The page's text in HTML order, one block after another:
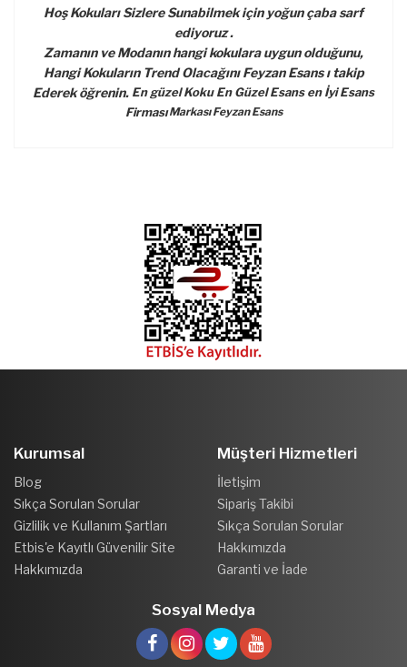
Hoş Kokuları Sizlere Sunabilmek için yoğun çaba sarf
ediyoruz .
Zamanın ve Modanın hangi kokulara uygun olduğunu,
Hangi Kokuların Trend Olacağını Feyzan Esans ı takip
Ederek öğrenin. En güzel Koku En Güzel Esans en İyi Esans
FirmasıMarkası Feyzan Esans
Kurumsal
Blog
Sıkça Sorulan Sorular
Gizlilik ve Kullanım Şartları
Etbis'e Kayıtlı Güvenilir Site
Hakkımızda
Müşteri Hizmetleri
İletişim
Sipariş Takibi
Sıkça Sorulan Sorular
Hakkımızda
Garanti ve İade
Sosyal Medya